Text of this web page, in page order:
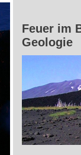
Feuer im
Geologie